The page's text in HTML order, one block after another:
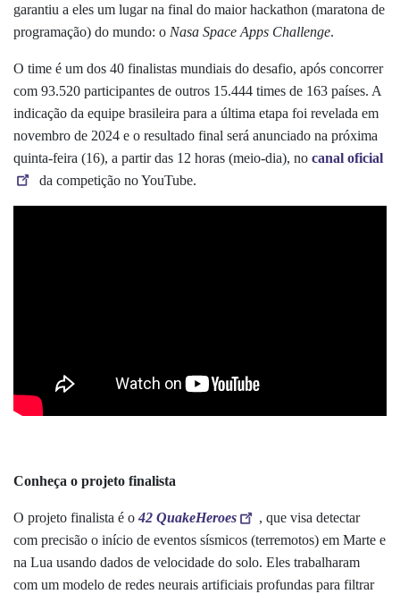
garantiu a eles um lugar na final do maior hackathon (maratona de
programação) do mundo: o Nasa Space Apps Challenge.
O time é um dos 40 finalistas mundiais do desafio, após concorrer
com 93.520 participantes de outros 15.444 times de 163 países. A
indicação da equipe brasileira para a última etapa foi revelada em
novembro de 2024 e o resultado final será anunciado na próxima
quinta-feira (16), a partir das 12 horas (meio-dia), no canal oficial
da competição no YouTube.
Conheça o projeto finalista
O projeto finalista é o 42 QuakeHeroes
, que visa detectar
com precisão o início de eventos sísmicos (terremotos) em Marte e
na Lua usando dados de velocidade do solo. Eles trabalharam
com um modelo de redes neurais artificiais profundas para filtrar